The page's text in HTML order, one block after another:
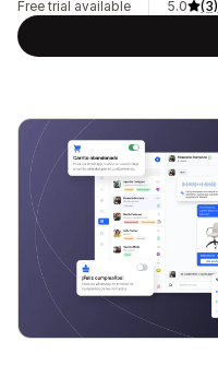
Free trial available
5.0
(3)